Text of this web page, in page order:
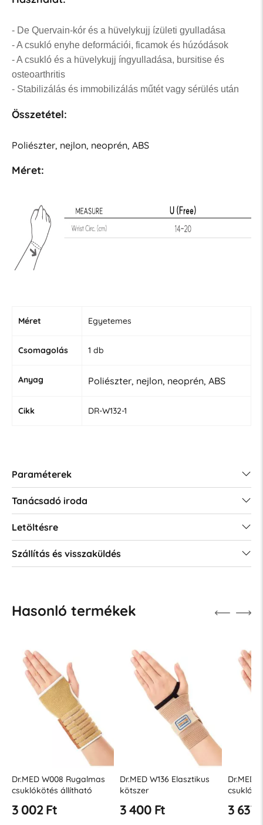
- De Quervain-kór és a hüvelykujj ízületi gyulladása
- A csukló enyhe deformációi, ficamok és húzódások
- A csukló és a hüvelykujj íngyulladása, bursitise és
osteoarthritis
- Stabilizálás és immobilizálás műtét vagy sérülés után
Összetétel:
Poliészter, nejlon, neoprén, ABS
Méret:
Méret Egyetemes
Csomagolás 1 db
Anyag Poliészter, nejlon, neoprén, ABS
Cikk DR-W132-1
Paraméterek
Tanácsadó iroda
Letöltésre
Szállítás és visszaküldés
Hasonló termékek
Dr.MED W008 Rugalmas
csuklókötés állítható
3 002 Ft
Dr.MED W136 Elasztikus
kötszer
3 400 Ft
Dr.MED
3 637